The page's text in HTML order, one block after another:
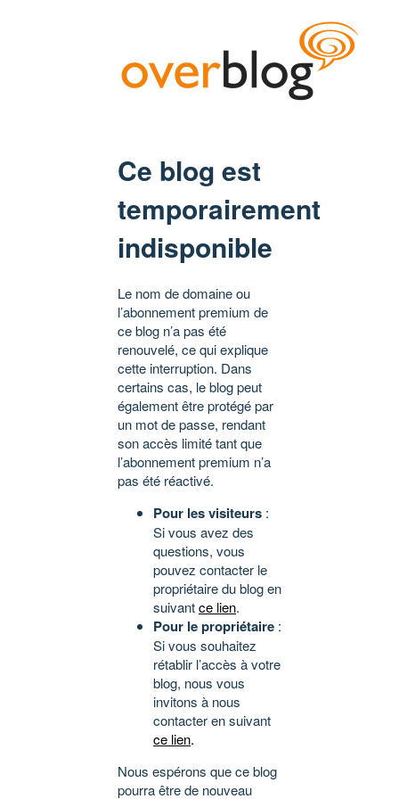
Ce blog est
temporairement
indisponible
Le nom de domaine ou
l’abonnement premium de
ce blog n’a pas été
renouvelé, ce qui explique
cette interruption. Dans
certains cas, le blog peut
également être protégé par
un mot de passe, rendant
son accès limité tant que
l’abonnement premium n’a
pas été réactivé.
Pour les visiteurs :
Si vous avez des
questions, vous
pouvez contacter le
propriétaire du blog en
suivantce lien.
Pour le propriétaire :
Si vous souhaitez
rétablir l’accès à votre
blog, nous vous
invitons à nous
contacter en suivant
ce lien.
Nous espérons que ce blog
pourra être de nouveau